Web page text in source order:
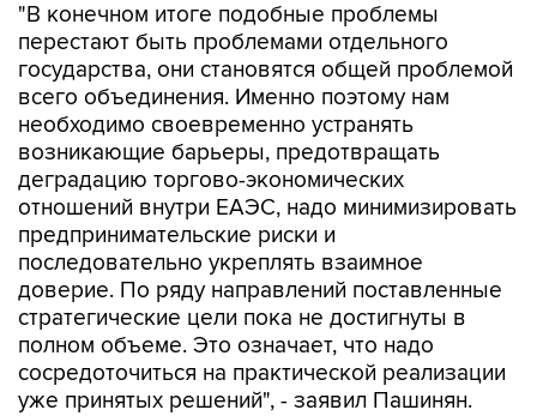
"В конечном итоге подобные проблемы
перестают быть проблемами отдельного
государства, они становятся общей проблемой
всего объединения. Именно поэтому нам
необходимо своевременно устранять
возникающие барьеры, предотвращать
деградацию торгово-экономических
отношений внутри ЕАЭС, надо минимизировать
предпринимательские риски и
последовательно укреплять взаимное
доверие. По ряду направлений поставленные
стратегические цели пока не достигнуты в
полном объеме. Это означает, что надо
сосредоточиться на практической реализации
уже принятых решений", - заявил Пашинян.